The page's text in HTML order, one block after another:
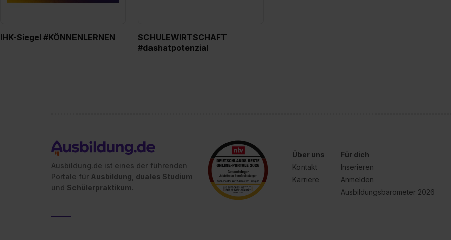
IHK-Siegel #KÖNNENLERNEN
SCHULEWIRTSCHAFT
#dashatpotenzial
Ausbildung.de ist eines der führenden
Portale für Ausbildung, duales Studium
und Schülerpraktikum.
Über uns
Kontakt
Karriere
Für dich
Inserieren
Anmelden
Ausbildungsbarometer 2026